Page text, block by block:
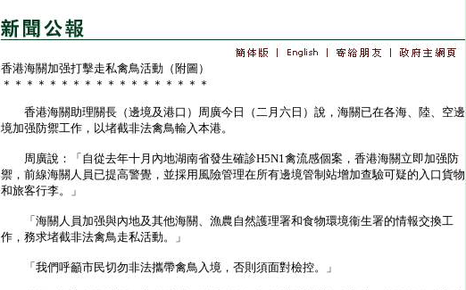
香港海關加强打擊走私禽鳥活動（附圖）
＊＊＊＊＊＊＊＊＊＊＊＊＊＊＊＊＊＊
香港海關助理關長（邊境及港口）周廣今日（二月六日）說，海關已在各海、陸、空邊
境加强防禦工作，以堵截非法禽鳥輸入本港。
周廣說：「自從去年十月內地湖南省發生確診H5N1禽流感個案，香港海關立即加强防
禦，前線海關人員已提高警覺，並採用風險管理在所有邊境管制站增加查驗可疑的入口貨物
和旅客行李。」
「海關人員加强與內地及其他海關、漁農自然護理署和食物環境衞生署的情報交換工
作，務求堵截非法禽鳥走私活動。」
「我們呼籲市民切勿非法攜帶禽鳥入境，否則須面對檢控。」